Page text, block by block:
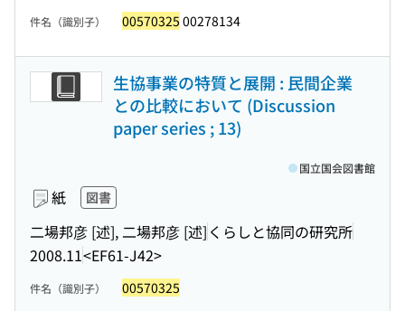
件名（識別子） 00570325 00278134
生協事業の特質と展開 : 民間企業
との比較において (Discussion
paper series ; 13)
紙 図書
二場邦彦 [述], 二場邦彦 [述] くらしと協同の研究所
2008.11<EF61-J42>
国立国会図書館
件名（識別子） 00570325